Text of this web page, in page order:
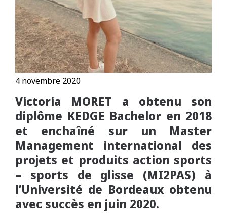
4 novembre 2020
Victoria MORET a obtenu son
diplôme KEDGE Bachelor en 2018
et enchaîné sur un Master
Management international des
projets et produits action sports
– sports de glisse (MI2PAS) à
l’Université de Bordeaux obtenu
avec succès en juin 2020.